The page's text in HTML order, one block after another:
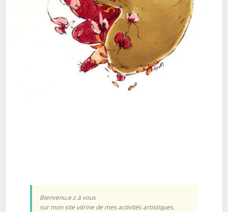
Bienvenu.e.s à vous
sur mon site vitrine de mes activités artistiques.